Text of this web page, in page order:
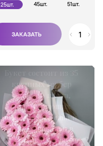
25шт. 45шт. 51шт.
Букет состоит из 35
крупных гербер
розового цвета,
напоминающих
огромные ромашки.
Букет упакован в
фоамиран серого